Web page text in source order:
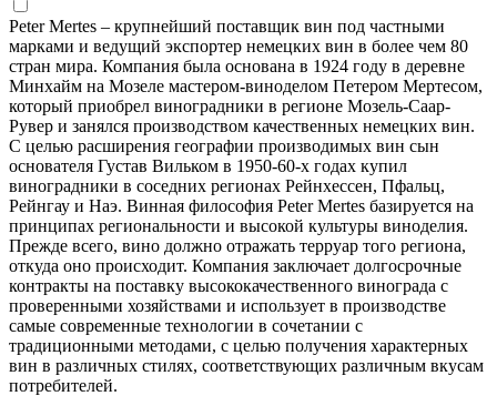
Peter Mertes – крупнейший поставщик вин под частными
марками и ведущий экспортер немецких вин в более чем 80
стран мира. Компания была основана в 1924 году в деревне
Минхайм на Мозеле мастером-виноделом Петером Мертесом,
который приобрел виноградники в регионе Мозель-Саар-
Рувер и занялся производством качественных немецких вин.
С целью расширения географии производимых вин сын
основателя Густав Вильком в 1950-60-х годах купил
виноградники в соседних регионах Рейнхессен, Пфальц,
Рейнгау и Наэ. Винная философия Peter Mertes базируется на
принципах региональности и высокой культуры виноделия.
Прежде всего, вино должно отражать терруар того региона,
откуда оно происходит. Компания заключает долгосрочные
контракты на поставку высококачественного винограда с
проверенными хозяйствами и использует в производстве
самые современные технологии в сочетании с
традиционными методами, с целью получения характерных
вин в различных стилях, соответствующих различным вкусам
потребителей.